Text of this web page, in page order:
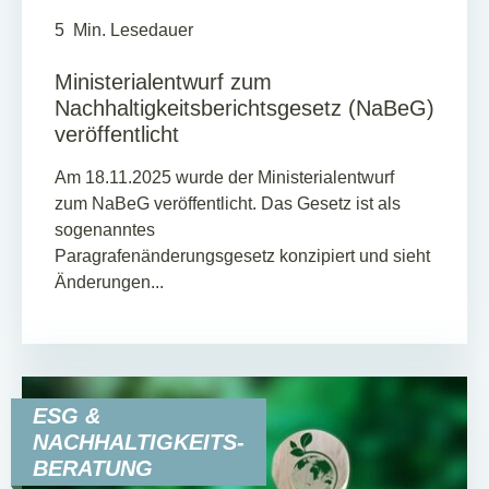
5 Min. Lesedauer
Ministerialentwurf zum
Nachhaltigkeitsberichtsgesetz (NaBeG)
veröffentlicht
Am 18.11.2025 wurde der Ministerialentwurf
zum NaBeG veröffentlicht. Das Gesetz ist als
sogenanntes
Paragrafenänderungsgesetz konzipiert und sieht
Änderungen...
ESG &
NACHHALTIGKEITS-
BERATUNG